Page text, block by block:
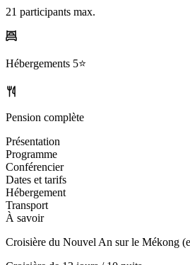
21 participants max.
Hébergements 5⭐️
Pension complète
Présentation
Programme
Conférencier
Dates et tarifs
Hébergement
Transport
À savoir
Croisière du Nouvel An sur le Mékong